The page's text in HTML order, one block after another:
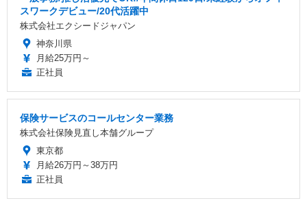
スワークデビュー/20代活躍中
株式会社エクシードジャパン
神奈川県
月給25万円～
正社員
保険サービスのコールセンター業務
株式会社保険見直し本舗グループ
東京都
月給26万円～38万円
正社員